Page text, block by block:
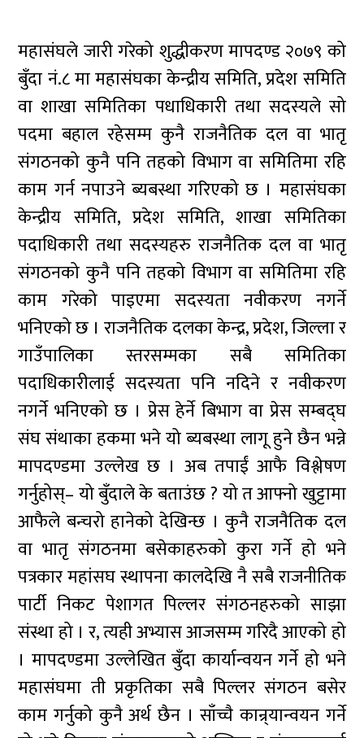
महासंघले जारी गरेको शुद्धीकरण मापदण्ड २०७९ को
बुँदा नं.८ मा महासंघका केन्द्रीय समिति, प्रदेश समिति
वा शाखा समितिका पधाधिकारी तथा सदस्यले सो
पदमा बहाल रहेसम्म कुनै राजनैतिक दल वा भातृ
संगठनको कुनै पनि तहको विभाग वा समितिमा रहि
काम गर्न नपाउने ब्यबस्था गरिएको छ । महासंघका
केन्द्रीय समिति, प्रदेश समिति, शाखा समितिका
पदाधिकारी तथा सदस्यहरु राजनैतिक दल वा भातृ
संगठनको कुनै पनि तहको विभाग वा समितिमा रहि
काम गरेको पाइएमा सदस्यता नवीकरण नगर्ने
भनिएको छ । राजनैतिक दलका केन्द्र, प्रदेश, जिल्ला र
गाउँपालिका स्तरसम्मका सबै समितिका
पदाधिकारीलाई सदस्यता पनि नदिने र नवीकरण
नगर्ने भनिएको छ । प्रेस हेर्ने बिभाग वा प्रेस सम्बद्घ
संघ संथाका हकमा भने यो ब्यबस्था लागू हुने छैन भन्ने
मापदण्डमा उल्लेख छ । अब तपाईं आफै विश्लेषण
गर्नुहोस्– यो बुँदाले के बताउंछ ? यो त आफ्नो खुट्टामा
आफैले बन्चरो हानेको देखिन्छ । कुनै राजनैतिक दल
वा भातृ संगठनमा बसेकाहरुको कुरा गर्ने हो भने
पत्रकार महांसघ स्थापना कालदेखि नै सबै राजनीतिक
पार्टी निकट पेशागत पिल्लर संगठनहरुको साझा
संस्था हो । र, त्यही अभ्यास आजसम्म गरिदै आएको हो
। मापदण्डमा उल्लेखित बुँदा कार्यान्वयन गर्ने हो भने
महासंघमा ती प्रकृतिका सबै पिल्लर संगठन बसेर
काम गर्नुको कुनै अर्थ छैन । साँच्चै कान्र्यान्वयन गर्ने